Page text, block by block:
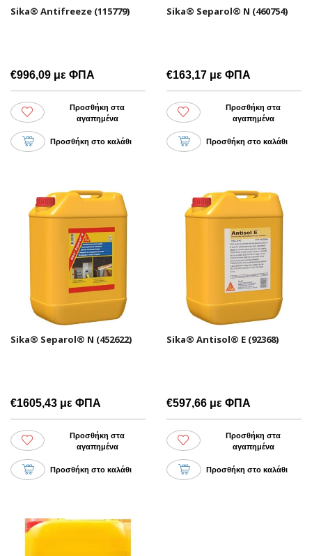
Sika® Antifreeze (115779)
€996,09 με ΦΠΑ
Προσθήκη στα
αγαπημένα
Προσθήκη στο καλάθι
Sika® Separol® N (460754)
€163,17 με ΦΠΑ
Προσθήκη στα
αγαπημένα
Προσθήκη στο καλάθι
Sika® Separol® N (452622)
€1605,43 με ΦΠΑ
Προσθήκη στα
αγαπημένα
Προσθήκη στο καλάθι
Sika® Antisol® E (92368)
€597,66 με ΦΠΑ
Προσθήκη στα
αγαπημένα
Προσθήκη στο καλάθι